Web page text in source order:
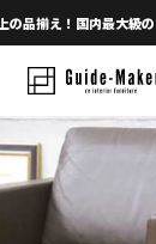
品揃え！国内最大級の